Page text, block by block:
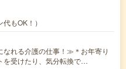
もOK！）
れる介護の仕事！≫＊お年寄り
を受けたり、気分転換で…